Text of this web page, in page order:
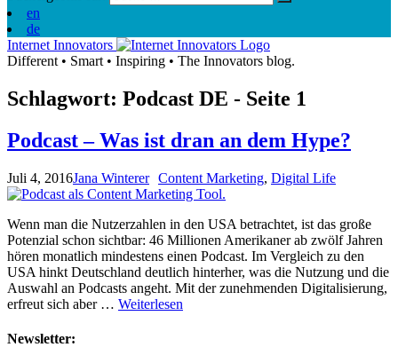
en
de
Internet Innovators
Different • Smart • Inspiring • The Innovators blog.
Schlagwort: Podcast DE - Seite 1
Podcast – Was ist dran an dem Hype?
Juli 4, 2016Jana Winterer Content Marketing, Digital Life
Wenn man die Nutzerzahlen in den USA betrachtet, ist das große
Potenzial schon sichtbar: 46 Millionen Amerikaner ab zwölf Jahren
hören monatlich mindestens einen Podcast. Im Vergleich zu den
USA hinkt Deutschland deutlich hinterher, was die Nutzung und die
Auswahl an Podcasts angeht. Mit der zunehmenden Digitalisierung,
erfreut sich aber … Weiterlesen
Newsletter: